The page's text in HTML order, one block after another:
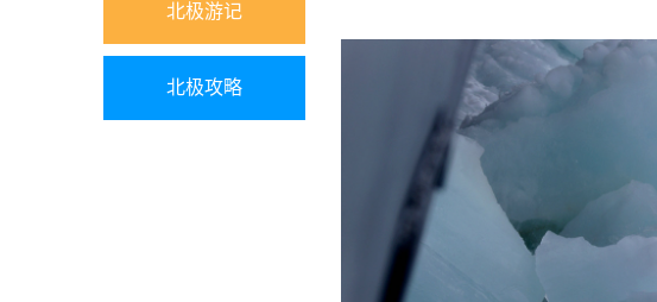
北极游记
北极攻略